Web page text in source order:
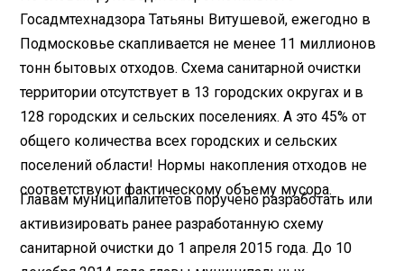
Госадмтехнадзора Татьяны Витушевой, ежегодно в
Подмосковье скапливается не менее 11 миллионов
тонн бытовых отходов. Схема санитарной очистки
территории отсутствует в 13 городских округах и в
128 городских и сельских поселениях. А это 45% от
общего количества всех городских и сельских
поселений области! Нормы накопления отходов не
соответствуют фактическому объему мусора.
Главам муниципалитетов поручено разработать или
активизировать ранее разработанную схему
санитарной очистки до 1 апреля 2015 года. До 10